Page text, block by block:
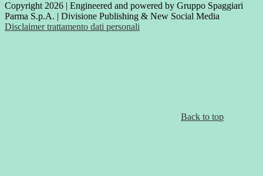
Copyright 2026 | Engineered and powered by Gruppo Spaggiari
Parma S.p.A. | Divisione Publishing & New Social Media
Disclaimer trattamento dati personali
Back to top